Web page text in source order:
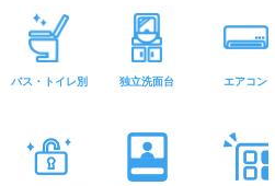
バス・トイレ別 独立洗面台 エアコン